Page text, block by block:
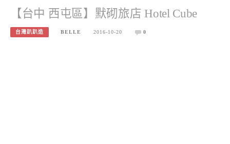
【台中 西屯區】默砌旅店 Hotel Cube
台灣趴趴造 BELLE 2016-10-20 0